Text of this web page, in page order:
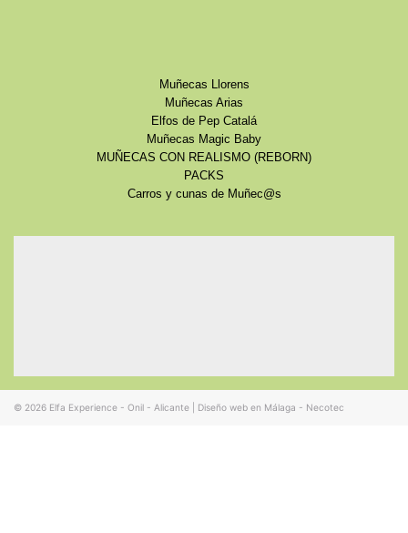
Muñecas Llorens
Muñecas Arias
Elfos de Pep Catalá
Muñecas Magic Baby
MUÑECAS CON REALISMO (REBORN)
PACKS
Carros y cunas de Muñec@s
© 2026 Elfa Experience - Onil - Alicante Diseño web en Málaga - Necotec